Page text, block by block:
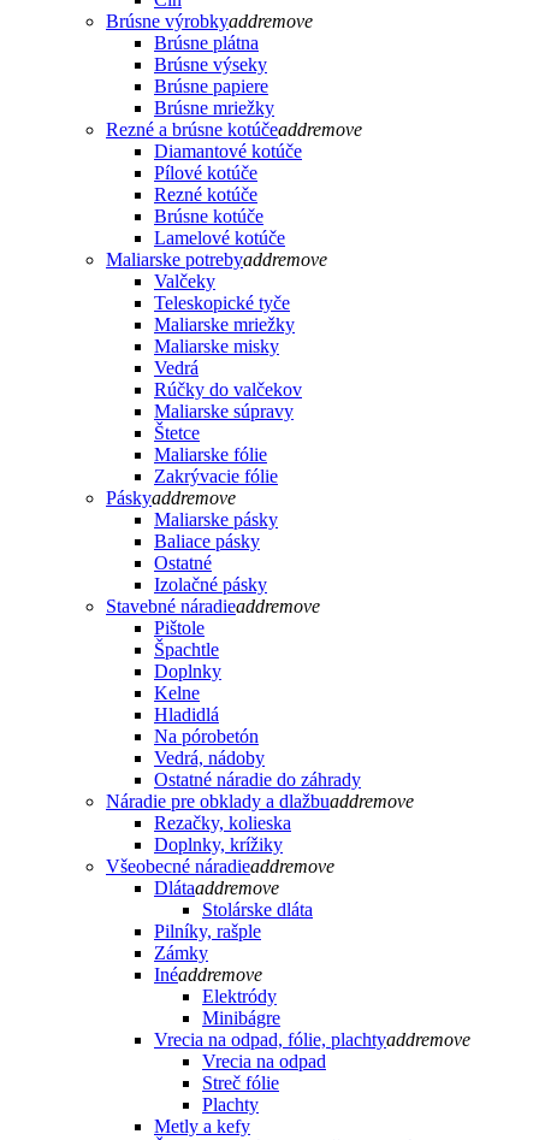
Brúsne výrobkyaddremove
Brúsne plátna
Brúsne výseky
Brúsne papiere
Brúsne mriežky
Rezné a brúsne kotúčeaddremove
Diamantové kotúče
Pílové kotúče
Rezné kotúče
Brúsne kotúče
Lamelové kotúče
Maliarske potrebyaddremove
Valčeky
Teleskopické tyče
Maliarske mriežky
Maliarske misky
Vedrá
Rúčky do valčekov
Maliarske súpravy
Štetce
Maliarske fólie
Zakrývacie fólie
Páskyaddremove
Maliarske pásky
Baliace pásky
Ostatné
Izolačné pásky
Stavebné náradieaddremove
Pištole
Špachtle
Doplnky
Kelne
Hladidlá
Na pórobetón
Vedrá, nádoby
Ostatné náradie do záhrady
Náradie pre obklady a dlažbuaddremove
Rezačky, kolieska
Doplnky, krížiky
Všeobecné náradieaddremove
Dlátaaddremove
Stolárske dláta
Pilníky, rašple
Zámky
Inéaddremove
Elektródy
Minibágre
Vrecia na odpad, fólie, plachtyaddremove
Vrecia na odpad
Streč fólie
Plachty
Metly a kefy